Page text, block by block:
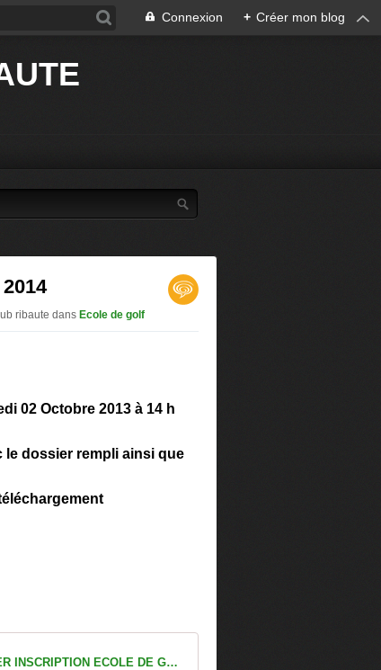
Connexion + Créer mon blog
ribaute dans Ecole de golf
02 Octobre 2013 à 14 h
le dossier rempli ainsi que
DOSSIER INSCRIPTION ECOLE DE GOLF 2013-2014